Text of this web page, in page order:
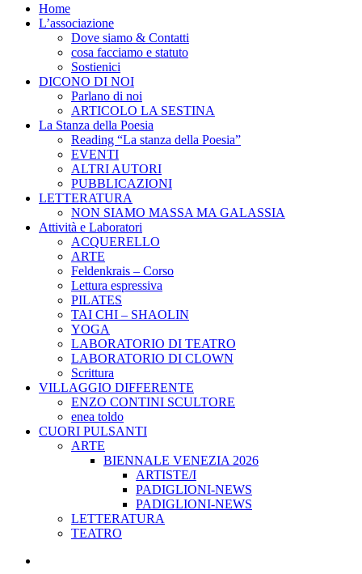
Home
L’associazione
Dove siamo & Contatti
cosa facciamo e statuto
Sostienici
DICONO DI NOI
Parlano di noi
ARTICOLO LA SESTINA
La Stanza della Poesia
Reading “La stanza della Poesia”
EVENTI
ALTRI AUTORI
PUBBLICAZIONI
LETTERATURA
NON SIAMO MASSA MA GALASSIA
Attività e Laboratori
ACQUERELLO
ARTE
Feldenkrais – Corso
Lettura espressiva
PILATES
TAI CHI – SHAOLIN
YOGA
LABORATORIO DI TEATRO
LABORATORIO DI CLOWN
Scrittura
VILLAGGIO DIFFERENTE
ENZO CONTINI SCULTORE
enea toldo
CUORI PULSANTI
ARTE
BIENNALE VENEZIA 2026
ARTISTE/I
PADIGLIONI-NEWS
PADIGLIONI-NEWS
LETTERATURA
TEATRO